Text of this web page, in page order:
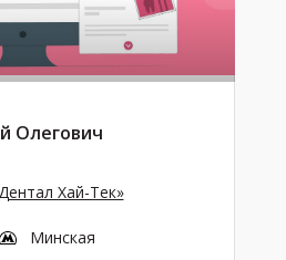
Олегович
Хай-Тек»
Минская